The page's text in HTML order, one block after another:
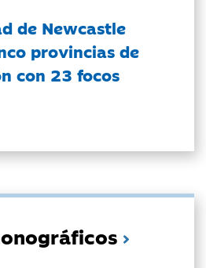
de Newcastle
provincias de
con 23 focos